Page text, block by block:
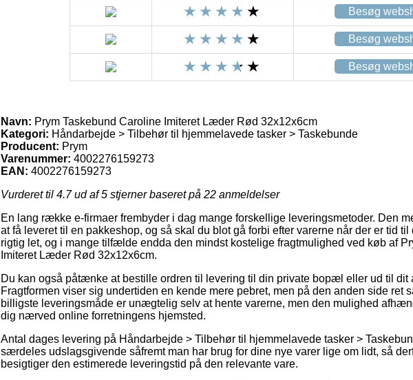
Besøg
Besøg
Besøg
Navn: Prym Taskebund Caroline Imiteret Læder Rød 32x12x6cm
Kategori: Håndarbejde > Tilbehør til hjemmelavede tasker > Taskebunde
Producent: Prym
Varenummer: 4002276159273
EAN: 4002276159273
Vurderet til 4.7ud af 5 stjerner baseret på 22 anmeldelser
En lang række e-firmaer frembyder i dag mange forskellige leveringsmetoder. Den
at få leveret til en pakkeshop, og så skal du blot gå forbi efter varerne når der er tid
rigtig let, og i mange tilfælde endda den mindst kostelige fragtmulighed ved køb af
Imiteret Læder Rød 32x12x6cm.
Du kan også påtænke at bestille ordren til levering til din private bopæl eller ud til dit
Fragtformen viser sig undertiden en kende mere pebret, men på den anden side ret
billigste leveringsmåde er unægtelig selv at hente varerne, men den mulighed
dig nærved online forretningens hjemsted.
Antal dages levering på Håndarbejde > Tilbehør til hjemmelavede tasker >
særdeles udslagsgivende såfremt man har brug for dine nye varer lige om lidt, så
besigtiger den estimerede leveringstid på den relevante vare.